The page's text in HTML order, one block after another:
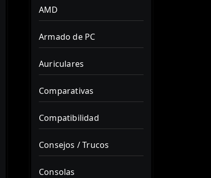
AMD
Armado de PC
Auriculares
Comparativas
Compatibilidad
Consejos / Trucos
Consolas